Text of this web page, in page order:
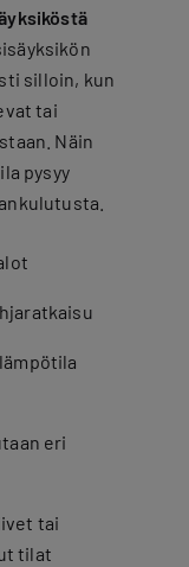
silloin, kun
tai
Näin
pysyy
eri
tai
tilat